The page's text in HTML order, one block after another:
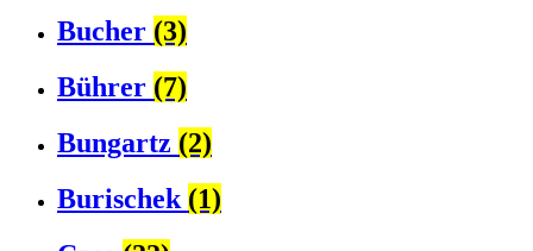
Bucher (3)
Bührer (7)
Bungartz (2)
Burischek (1)